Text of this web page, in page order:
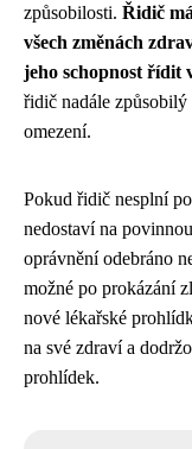
způsobilosti. Řidič
všech změnách
jeho schopnost řídit
řidič nadále způsobilý
omezení.
Pokud řidič nesplní
nedostaví na
oprávnění odebráno
možné po prokázání
nové lékařské
na své zdraví a
prohlídek.